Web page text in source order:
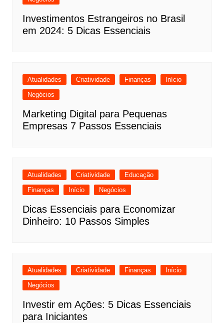
Investimentos Estrangeiros no Brasil
em 2024: 5 Dicas Essenciais
Atualidades Criatividade Finanças
Início
Negócios
Marketing Digital para Pequenas
Empresas 7 Passos Essenciais
Atualidades Criatividade
Educação
Finanças
Início Negócios
Dicas Essenciais para Economizar
Dinheiro: 10 Passos Simples
Atualidades Criatividade Finanças
Início
Negócios
Investir em Ações: 5 Dicas Essenciais
para Iniciantes